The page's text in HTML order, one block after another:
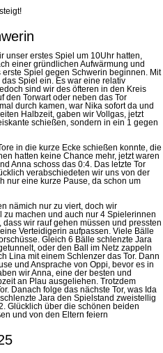
unser erstes Spiel um 10Uhr hatten,
einer gründlichen Aufwärmung und
Spiel gegen Schwerin beginnen. Mit
Spiel ein. Es war eine relativ
sind wir des öfteren in den Kreis
den Torwart oder neben das Tor
durch kamen, war Nika sofort da und
Halbzeit, gaben wir Vollgas, jetzt
schießen, sondern in ein 1 gegen
in die kurze Ecke schießen konnte, die
hatten keine Chance mehr, jetzt waren
Anna schoss das 0:4. Das letzte Tor
verabschiedeten wir uns von der
nur eine kurze Pause, da schon um
nämich nur zu viert, doch wir
machen und auch nur 4 Spielerinnen
wir rauf gehen müssen und pressten
Verteidigerin aufpassen. Viele Bälle
Gleich 6 Bälle schlenzte Jara
oder den Ball im Netz zappeln
Lina mit einem Schlenzer das Tor. Dann
und Ansprache von Oppi, bevor es in
wir Anna, eine der besten und
an Plau ausgeliehen. Trotzdem
Danach folge das nächste Tor, was Ida
Jara den Spielstand zweistellig
Glücklich über die schönen beiden
und von den Eltern feiern